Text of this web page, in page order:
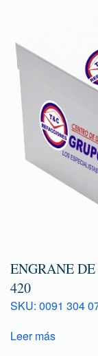
ENGRANE
420
SKU: 0091 304
Leer más